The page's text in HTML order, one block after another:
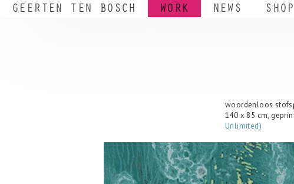
GEERTEN TEN BOSCH WORK NEWS SHOP
woordenloos
140 x 85 cm,
Unlimited)